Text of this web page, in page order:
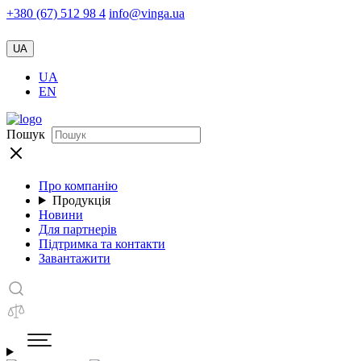
+380 (67) 512 98 4 info@vinga.ua
UA
UA
EN
Пошук
Про компанію
Продукція
Новини
Для партнерів
Підтримка та контакти
Завантажити